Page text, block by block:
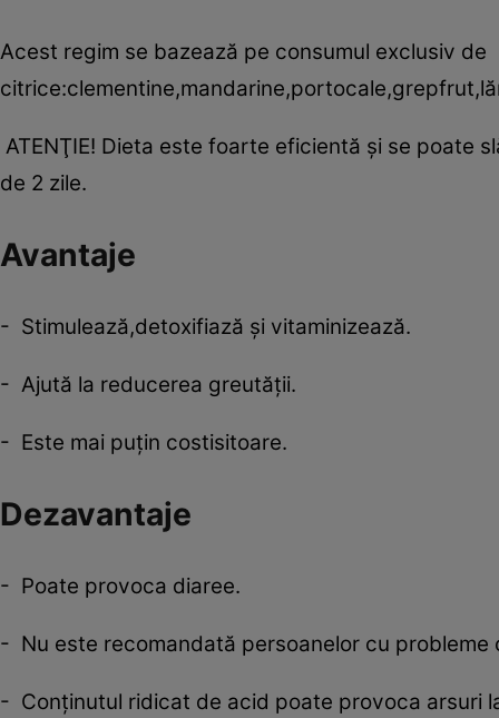
Acest regim se bazează pe consumul exclusiv de
ATENŢIE! Dieta este foarte eficientă şi se poate
de 2 zile.
Avantaje
- Stimulează,detoxifiază şi vitaminizează.
- Ajută la reducerea greutăţii.
- Este mai puţin costisitoare.
Dezavantaje
- Poate provoca diaree.
- Nu este recomandată persoanelor cu
- Conţinutul ridicat de acid poate provoca arsuri